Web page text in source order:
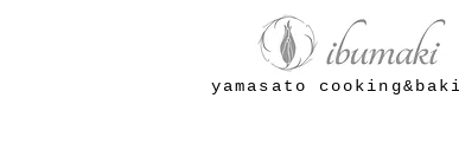
yamasato